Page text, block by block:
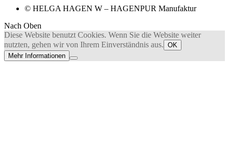
© HELGA HAGEN W – HAGENPUR Manufaktur
Nach Oben
Diese Website benutzt Cookies. Wenn Sie die Website weiter
nutzten, gehen wir von Ihrem Einverständnis aus. OK
Mehr Informationen